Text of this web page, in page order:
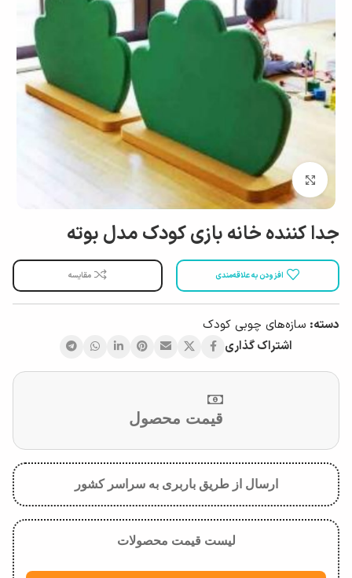
بزرگ نمایی
جدا کننده خانه بازی کودک مدل بوته
افزودن به علاقه‌مندی مقایسه
دسته: سازه‌های چوبی کودک
اشتراک گذاری
قیمت محصول
ارسال از طریق باربری به سراسر کشور
لیست قیمت محصولات